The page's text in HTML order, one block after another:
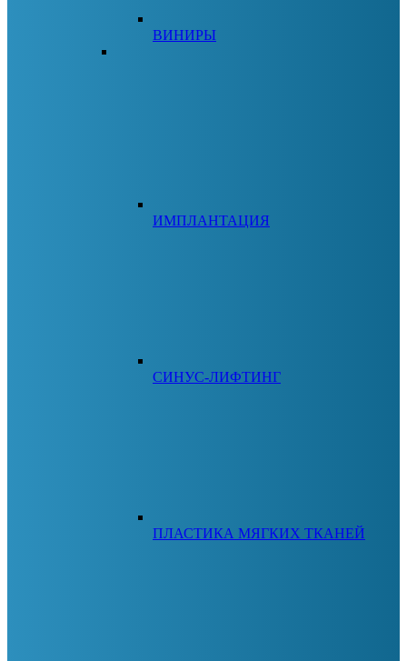
ВИНИРЫ
ИМПЛАНТАЦИЯ
СИНУС-ЛИФТИНГ
ПЛАСТИКА МЯГКИХ ТКАНЕЙ